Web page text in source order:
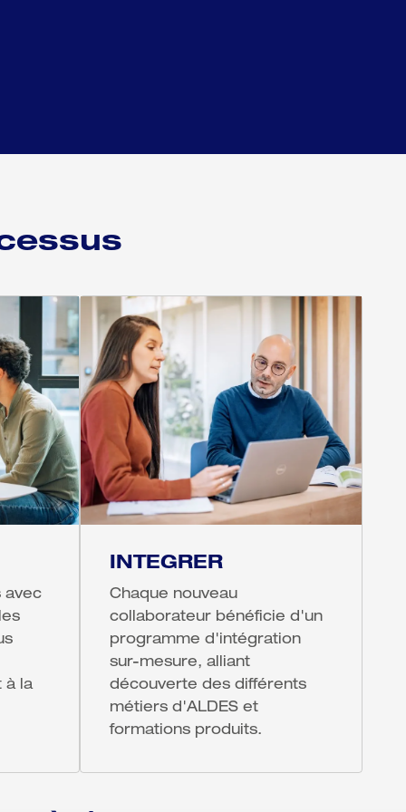
avec
à la
INTEGRER
Chaque nouveau
collaborateur bénéficie d'un
programme d'intégration
sur-mesure, alliant
découverte des différents
métiers d'ALDES et
formations produits.